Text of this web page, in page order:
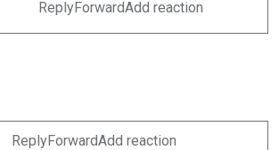
ReplyForwardAdd reaction
ReplyForwardAdd reaction